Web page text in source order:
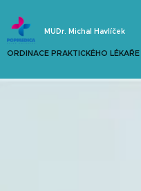
MUDr. Michal Havlíček
ORDINACE PRAKTICKÉHO LÉKAŘE